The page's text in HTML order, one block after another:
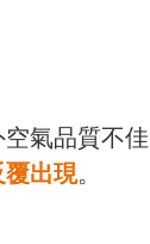
氣品質不
出現。